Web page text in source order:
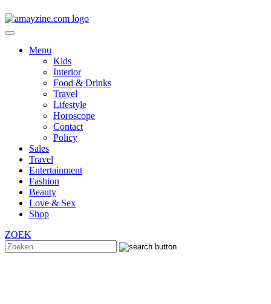
Menu
Kids
Interior
Food & Drinks
Travel
Lifestyle
Horoscope
Contact
Policy
Sales
Travel
Entertainment
Fashion
Beauty
Love & Sex
Shop
ZOEK